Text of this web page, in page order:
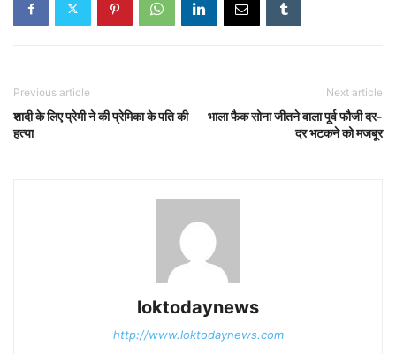
Previous article
शादी के लिए प्रेमी ने की प्रेमिका के पति की
हत्या
Next article
भाला फैक सोना जीतने वाला पूर्व फौजी दर-
दर भटकने को मजबूर
loktodaynews
http://www.loktodaynews.com